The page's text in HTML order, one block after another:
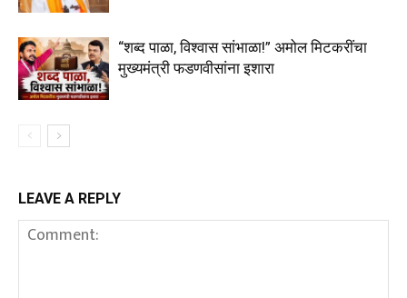
“शब्द पाळा, विश्वास सांभाळा!” अमोल मिटकरींचा
मुख्यमंत्री फडणवीसांना इशारा
LEAVE A REPLY